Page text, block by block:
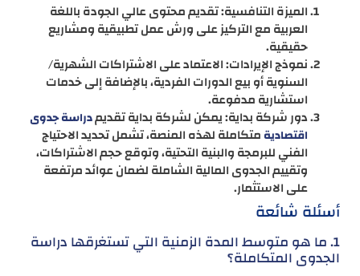
الميزة التنافسية: تقديم محتوى عالي الجودة باللغة
العربية مع التركيز على ورش عمل تطبيقية ومشاريع
حقيقية.
نموذج الإيرادات: الاعتماد على الاشتراكات الشهرية/
السنوية أو بيع الدورات الفردية، بالإضافة إلى خدمات
استشارية مدفوعة.
دور شركة بداية: يمكن لشركة بداية تقديمدراسة جدوى
اقتصاديةمتكاملة لهذه المنصة، تشمل تحديد الاحتياج
الفني للبرمجة والبنية التحتية، وتوقع حجم الاشتراكات،
وتقييم الجدوى المالية الشاملة لضمان عوائد مرتفعة
على الاستثمار.
أسئلة شائعة
1. ما هو متوسط المدة الزمنية التي تستغرقها دراسة
الجدوى المتكاملة؟